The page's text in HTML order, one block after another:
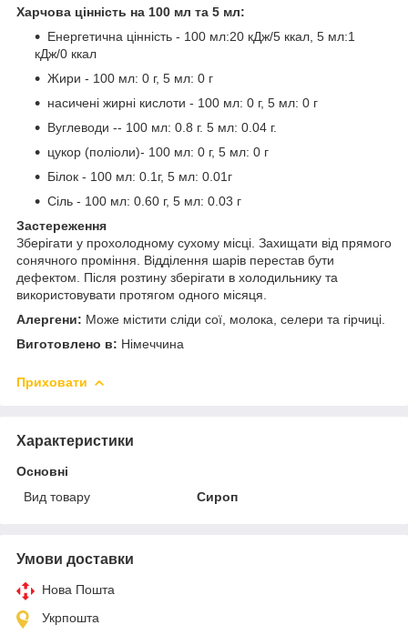
Харчова цінність на 100 мл та 5 мл:
Енергетична цінність - 100 мл:20 кДж/5 ккал, 5 мл:1
кДж/0 ккал
Жири - 100 мл: 0 г, 5 мл: 0 г
насичені жирні кислоти - 100 мл: 0 г, 5 мл: 0 г
Вуглеводи -- 100 мл: 0.8 г. 5 мл: 0.04 г.
цукор (поліоли)- 100 мл: 0 г, 5 мл: 0 г
Білок - 100 мл: 0.1г, 5 мл: 0.01г
Сіль - 100 мл: 0.60 г, 5 мл: 0.03 г
Застереження
Зберігати у прохолодному сухому місці. Захищати від прямого
сонячного проміння. Відділення шарів перестав бути
дефектом. Після розтину зберігати в холодильнику та
використовувати протягом одного місяця.
Алергени: Може містити сліди сої, молока, селери та гірчиці.
Виготовлено в: Німеччина
Приховати
Характеристики
Основні
Вид товару
Сироп
Умови доставки
Нова Пошта
Укрпошта